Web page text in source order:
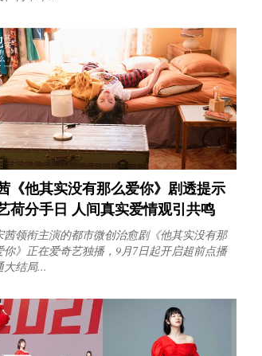
《他其实没有那么爱你》剧透提示
荷分手日 人间真实爱情观引共鸣
茜领衔主演的都市微创治愈剧《他其实没有那
你》正在爱奇艺独播，9月7日起开启超前点播
大结局...